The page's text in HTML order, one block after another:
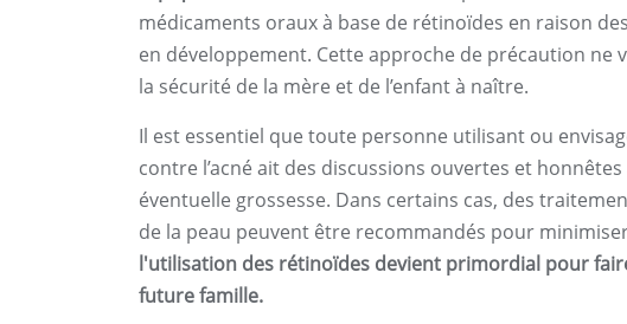
médicaments oraux à base de rétinoïdes en raison
en développement. Cette approche de précaution
la sécurité de la mère et de l’enfant à naître.
Il est essentiel que toute personne utilisant ou
contre l’acné ait des discussions ouvertes et
éventuelle grossesse. Dans certains cas, des
de la peau peuvent être recommandés pour
l'utilisation des rétinoïdes devient primordial pour
future famille.